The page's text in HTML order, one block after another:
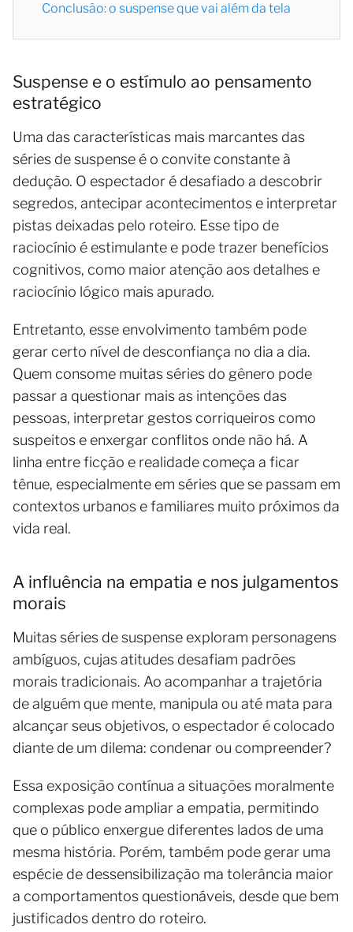
Conclusão: o suspense que vai além da tela
Suspense e o estímulo ao pensamento
estratégico
Uma das características mais marcantes das
séries de suspense é o convite constante à
dedução. O espectador é desafiado a descobrir
segredos, antecipar acontecimentos e interpretar
pistas deixadas pelo roteiro. Esse tipo de
raciocínio é estimulante e pode trazer benefícios
cognitivos, como maior atenção aos detalhes e
raciocínio lógico mais apurado.
Entretanto, esse envolvimento também pode
gerar certo nível de desconfiança no dia a dia.
Quem consome muitas séries do gênero pode
passar a questionar mais as intenções das
pessoas, interpretar gestos corriqueiros como
suspeitos e enxergar conflitos onde não há. A
linha entre ficção e realidade começa a ficar
tênue, especialmente em séries que se passam em
contextos urbanos e familiares muito próximos da
vida real.
A influência na empatia e nos julgamentos
morais
Muitas séries de suspense exploram personagens
ambíguos, cujas atitudes desafiam padrões
morais tradicionais. Ao acompanhar a trajetória
de alguém que mente, manipula ou até mata para
alcançar seus objetivos, o espectador é colocado
diante de um dilema: condenar ou compreender?
Essa exposição contínua a situações moralmente
complexas pode ampliar a empatia, permitindo
que o público enxergue diferentes lados de uma
mesma história. Porém, também pode gerar uma
espécie de dessensibilização ma tolerância maior
a comportamentos questionáveis, desde que bem
justificados dentro do roteiro.